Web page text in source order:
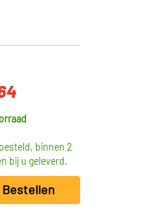
binnen 2
bij u geleverd.
Bestellen